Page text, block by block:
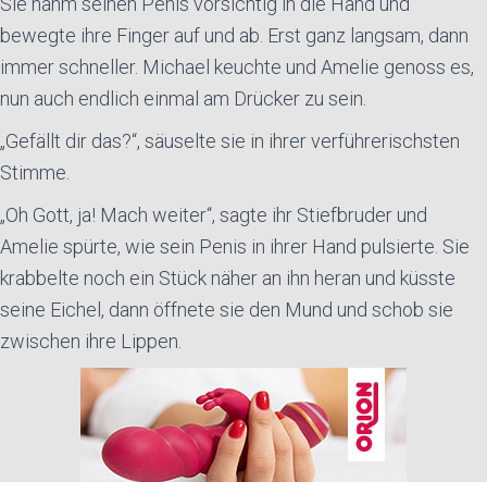
bewegte ihre Finger auf und ab. Erst ganz langsam, dann
immer schneller. Michael keuchte und Amelie genoss es,
nun auch endlich einmal am Drücker zu sein.
„Gefällt dir das?“, säuselte sie in ihrer verführerischsten
Stimme.
„Oh Gott, ja! Mach weiter“, sagte ihr Stiefbruder und
Amelie spürte, wie sein Penis in ihrer Hand pulsierte. Sie
krabbelte noch ein Stück näher an ihn heran und küsste
seine Eichel, dann öffnete sie den Mund und schob sie
zwischen ihre Lippen.